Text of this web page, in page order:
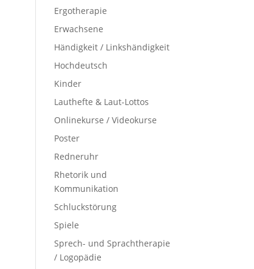
Ergotherapie
Erwachsene
Händigkeit / Linkshändigkeit
Hochdeutsch
Kinder
Lauthefte & Laut-Lottos
Onlinekurse / Videokurse
Poster
Redneruhr
Rhetorik und
Kommunikation
Schluckstörung
Spiele
Sprech- und Sprachtherapie
/ Logopädie